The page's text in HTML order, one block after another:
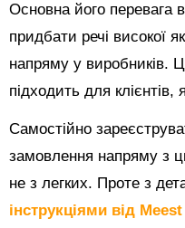
Основна його перевага
придбати речі високої
напряму у виробників.
підходить для клієнтів,
Самостійно
замовлення напряму з
не з легких. Проте з
інструкціями від